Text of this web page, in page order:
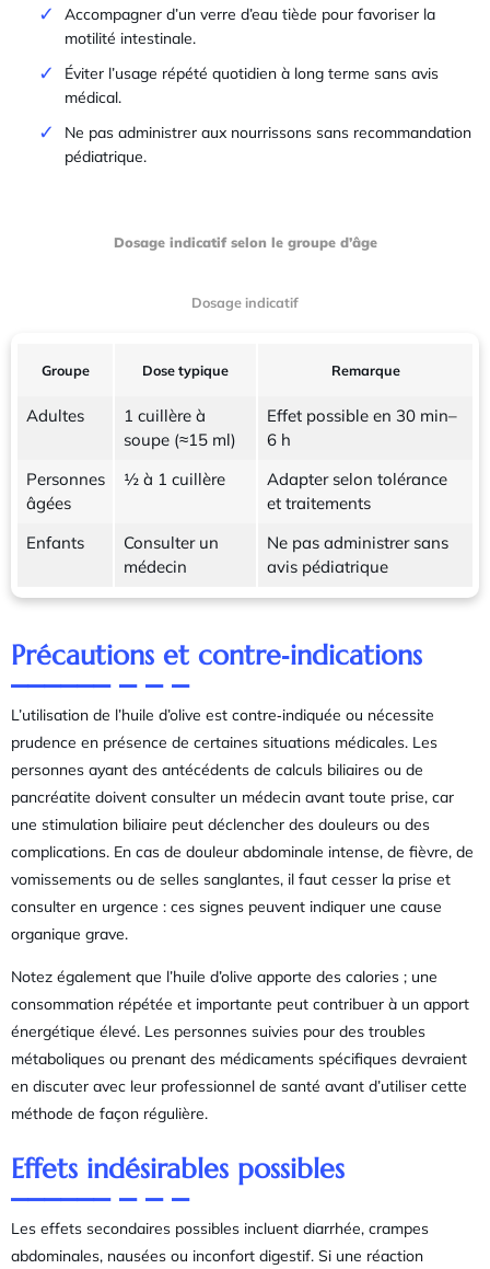
Accompagner d’un verre d’eau tiède pour favoriser la
motilité intestinale.
Éviter l’usage répété quotidien à long terme sans avis
médical.
Ne pas administrer aux nourrissons sans recommandation
pédiatrique.
Dosage indicatif
Dosage indicatif selon le groupe d’âge
Groupe Dose typique Remarque
Adultes
1 cuillère à
soupe (≈15 ml)
Effet possible en 30 min–
6 h
Personnes
âgées
½ à 1 cuillère
Adapter selon tolérance
et traitements
Enfants
Consulter un
médecin
Ne pas administrer sans
avis pédiatrique
Précautions et contre‑indications
L’utilisation de l’huile d’olive est contre‑indiquée ou nécessite
prudence en présence de certaines situations médicales. Les
personnes ayant des antécédents de calculs biliaires ou de
pancréatite doivent consulter un médecin avant toute prise, car
une stimulation biliaire peut déclencher des douleurs ou des
complications. En cas de douleur abdominale intense, de fièvre, de
vomissements ou de selles sanglantes, il faut cesser la prise et
consulter en urgence : ces signes peuvent indiquer une cause
organique grave.
Notez également que l’huile d’olive apporte des calories ; une
consommation répétée et importante peut contribuer à un apport
énergétique élevé. Les personnes suivies pour des troubles
métaboliques ou prenant des médicaments spécifiques devraient
en discuter avec leur professionnel de santé avant d’utiliser cette
méthode de façon régulière.
Effets indésirables possibles
Les effets secondaires possibles incluent diarrhée, crampes
abdominales, nausées ou inconfort digestif. Si une réaction